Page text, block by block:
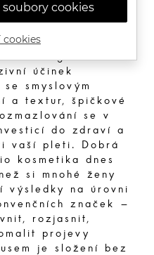
kosmetika
extraktů s
ingrediencí.
účinek
se smyslovým
a textur, špičkové
se v
do zdraví a
vaší pleti. Dobrá
kosmetika dnes
si mnohé ženy
výsledky na úrovni
značek –
rozjasnit,
projevy
je složení bez
cookies
cookies